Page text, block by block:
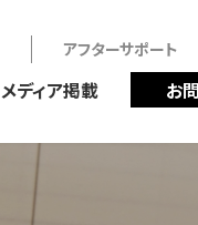
アフターサポート
メディア掲載 お